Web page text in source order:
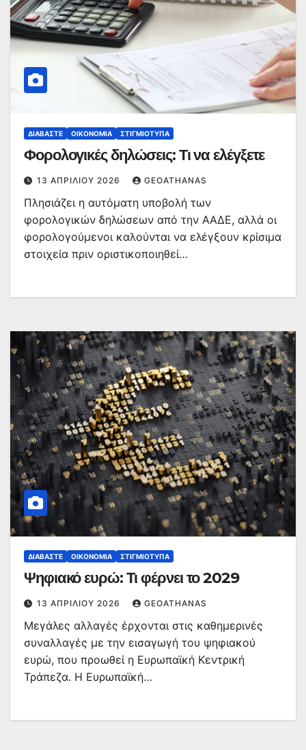
ΔΙΑΒΆΣΤΕ ΟΙΚΟΝΟΜΊΑ ΣΤΙΓΜΙΌΤΥΠΑ
Φορολογικές δηλώσεις: Τι να ελέγξετε
13 ΑΠΡΙΛΊΟΥ 2026 GEOATHANAS
Πλησιάζει η αυτόματη υποβολή των
φορολογικών δηλώσεων από την ΑΑΔΕ, αλλά οι
φορολογούμενοι καλούνται να ελέγξουν κρίσιμα
στοιχεία πριν οριστικοποιηθεί…
ΔΙΑΒΆΣΤΕ ΟΙΚΟΝΟΜΊΑ ΣΤΙΓΜΙΌΤΥΠΑ
Ψηφιακό ευρώ: Τι φέρνει το 2029
13 ΑΠΡΙΛΊΟΥ 2026 GEOATHANAS
Μεγάλες αλλαγές έρχονται στις καθημερινές
συναλλαγές με την εισαγωγή του ψηφιακού
ευρώ, που προωθεί η Ευρωπαϊκή Κεντρική
Τράπεζα. Η Ευρωπαϊκή…